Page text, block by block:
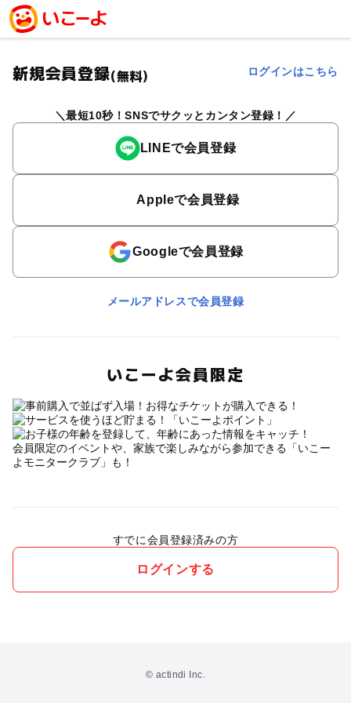
新規会員登録(無料) ログインはこちら
最短10秒！SNSでサクッとカンタン登録！
LINEで会員登録
Appleで会員登録
Googleで会員登録
メールアドレスで会員登録
いこーよ会員限定
会員限定のイベントや、家族で楽しみながら参加できる「いこー
よモニタークラブ」も！
すでに会員登録済みの方
ログインする
© actindi Inc.